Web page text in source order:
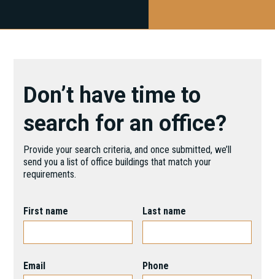
Don’t have time to
search for an office?
Provide your search criteria, and once submitted, we’ll
send you a list of office buildings that match your
requirements.
First name Last name
Email Phone